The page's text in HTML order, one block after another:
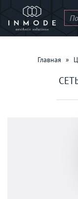
Главная »